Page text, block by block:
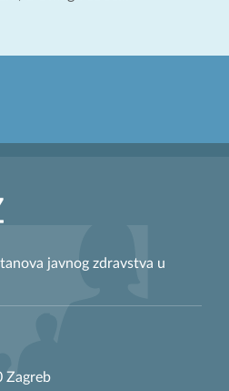
javnog zdravstva u
Zagreb